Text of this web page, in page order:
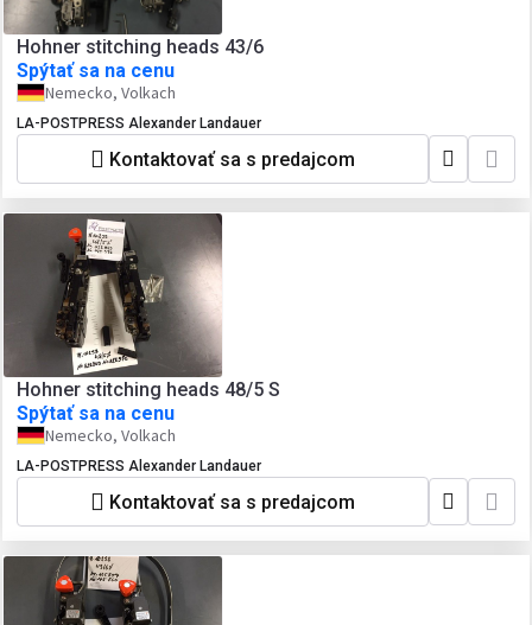
Hohner stitching heads 43/6
Spýtať sa na cenu
Nemecko, Volkach
LA-POSTPRESS Alexander Landauer
Kontaktovať sa s predajcom
Hohner stitching heads 48/5 S
Spýtať sa na cenu
Nemecko, Volkach
LA-POSTPRESS Alexander Landauer
Kontaktovať sa s predajcom